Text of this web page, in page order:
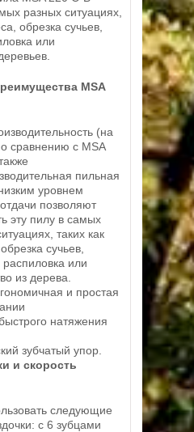
разных ситуациях,
обрезка сучьев,
или
MSA
(на
сравнению с MSA
пильная
уровнем
позволяют
эту пилу в самых
таких как
сучьев,
или
из дерева.
и простая
натяжения
зубчатый упор.
и скорость
следующие
с 6 зубцами